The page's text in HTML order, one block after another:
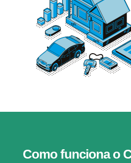
Como funciona o